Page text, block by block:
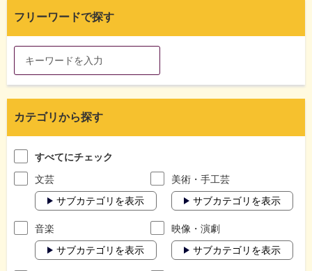
フリーワードで探す
カテゴリから探す
すべてにチェック
文芸
サブカテゴリを表示
美術・手工芸
サブカテゴリを表示
音楽
サブカテゴリを表示
映像・演劇
サブカテゴリを表示